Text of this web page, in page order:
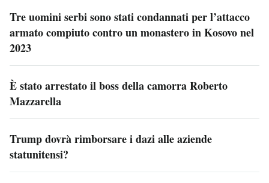
Tre uomini serbi sono stati condannati per l’attacco
armato compiuto contro un monastero in Kosovo nel
2023
È stato arrestato il boss della camorra Roberto
Mazzarella
Trump dovrà rimborsare i dazi alle aziende
statunitensi?